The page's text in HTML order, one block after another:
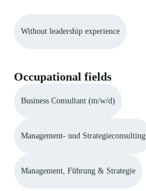
Without leadership experience
Occupational fields
Business Consultant (m/w/d)
Management- und Strategieconsulting
Management, Führung & Strategie